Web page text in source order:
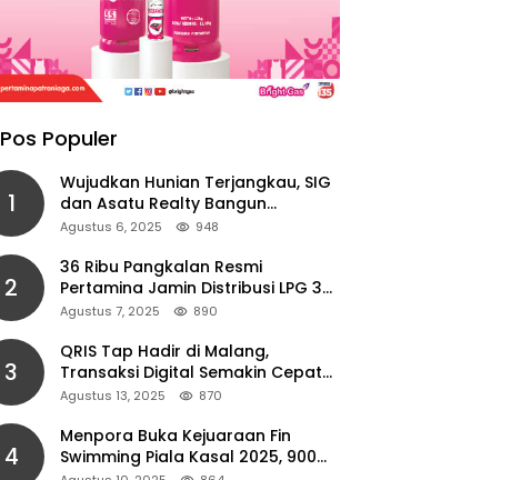
Pos Populer
1
Wujudkan Hunian Terjangkau, SIG
dan Asatu Realty Bangun
Perumahan di Cianjur
Agustus 6, 2025 948
2
36 Ribu Pangkalan Resmi
Pertamina Jamin Distribusi LPG 3
Kg Aman di Jawa Timur
Agustus 7, 2025 890
3
QRIS Tap Hadir di Malang,
Transaksi Digital Semakin Cepat
dan Mudah dengan Teknologi NFC
Agustus 13, 2025 870
4
Menpora Buka Kejuaraan Fin
Swimming Piala Kasal 2025, 900